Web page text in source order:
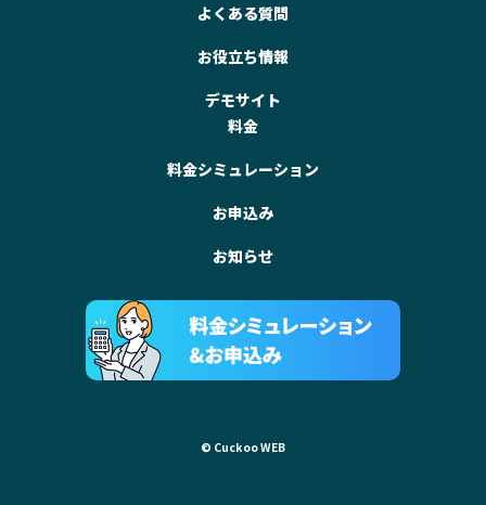
よくある質問
お役立ち情報
デモサイト
料金
料金シミュレーション
お申込み
お知らせ
© Cuckoo WEB